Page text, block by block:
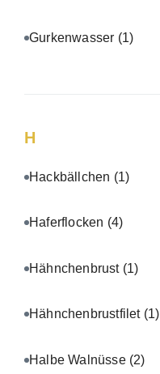
Gurkenwasser (1)
H
Hackbällchen (1)
Haferflocken (4)
Hähnchenbrust (1)
Hähnchenbrustfilet (1)
Halbe Walnüsse (2)